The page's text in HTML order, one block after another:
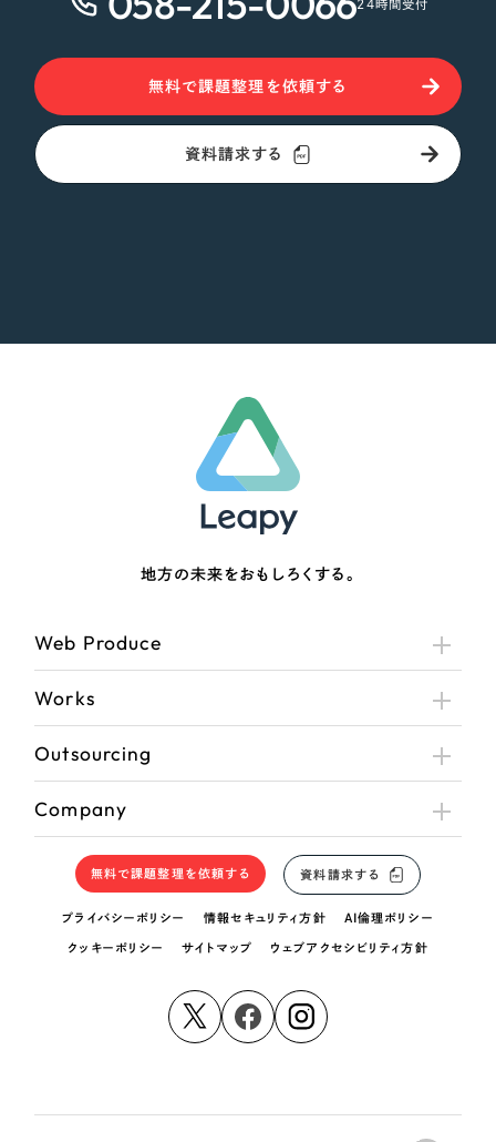
24時間受付
無料で課題整理を依頼する
資料請求する
地方の未来をおもしろくする。
Web Produce
Works
Outsourcing
Company
無料で課題整理を依頼する 資料請求する
プライバシーポリシー 情報セキュリティ方針 AI倫理ポリシー
クッキーポリシー サイトマップ ウェブアクセシビリティ方針